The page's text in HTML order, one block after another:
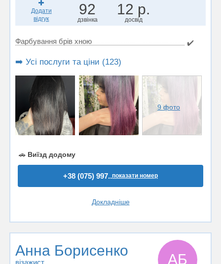
Додати
відгук
92
дзвінка
12 р.
досвід
Фарбування брів хною ✔️
➡️ Усі послуги та ціни (123)
9 фото
🚗 Виїзд додому
+38 (075) 997..показати номер
Докладніше
Анна Борисенко
візажист АБ